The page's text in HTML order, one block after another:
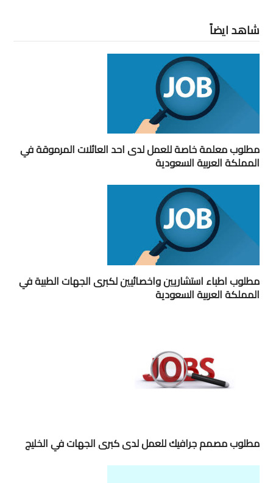
شاهد ايضاً
مطلوب معلمة خاصة للعمل لدى احد العائلات المرموقة في
المملكة العربية السعودية
مطلوب اطباء استشاريين واخصائيين لكبرى الجهات الطبية في
المملكة العربية السعودية
مطلوب مصمم جرافيك للعمل لدى كبرى الجهات في الخليج